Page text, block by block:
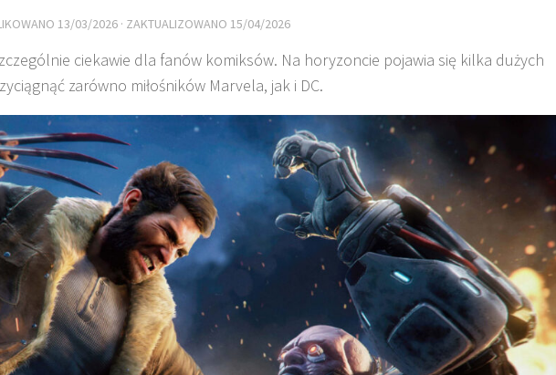
13/03/2026 · ZAKTUALIZOWANO 15/04/2026
ciekawie dla fanów komiksów. Na horyzoncie pojawia się kilka dużych
zarówno miłośników Marvela, jak i DC.